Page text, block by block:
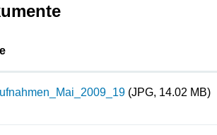
(JPG, 14.02 MB)